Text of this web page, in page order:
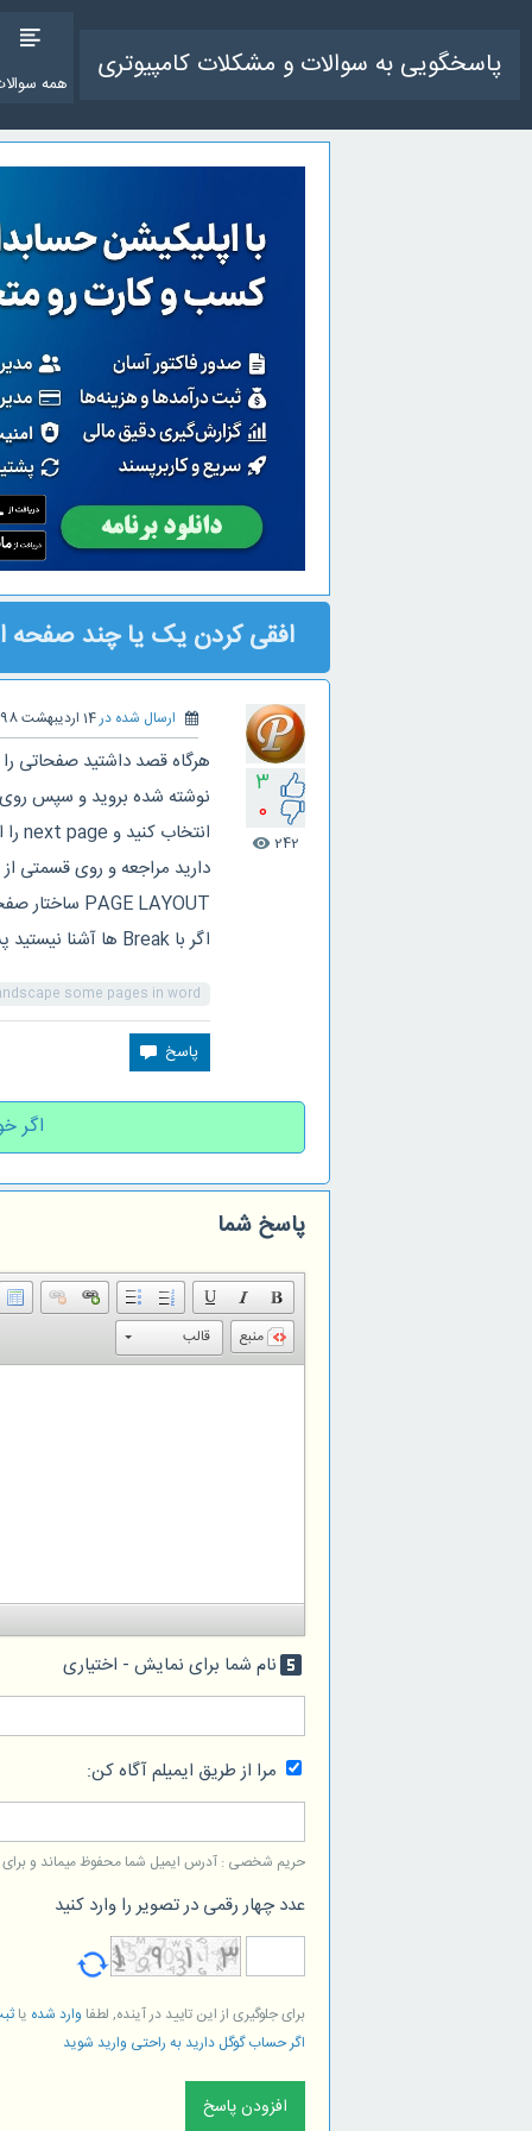
پاسخگویی به سوالات و مشکلات کامپیوتری همه
افقی کردن یک یا چند صفحه
3
0
242
visibility
ارسال شده در14 اردیبهشت 1398
هرگاه قصد داشتید صفحاتی
PAGE LAYOUT ساختار صفحه را تغيير دهيد.
اگر با Break ها آشنا نیستید پست قبلی را بخوانید.
some pages in word
اگر
پاسخ شما
منبع
قالب
looks_5نام شما برای نمایش - اختیاری
مرا از طریق ایمیلم آگاه کن:
حریم شخصی : آدرس ایمیل شما محفوظ میماند و برای
عدد چهار رقمی در تصویر را وارد کنید
برای جلوگیری از این تایید در آینده, لطفا وارد شده یا
اگر حساب گوگل دارید به راحتی وارید شوید